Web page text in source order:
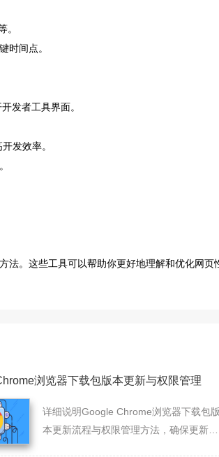
。
时间点。
发者工具界面。
发效率。
法。这些工具可以帮助你更好地理解和优化网页
浏览器下载包版本更新与权限管理
详细说明Google Chrome浏览器下载包
本更新流程与权限管理方法，确保更新稳